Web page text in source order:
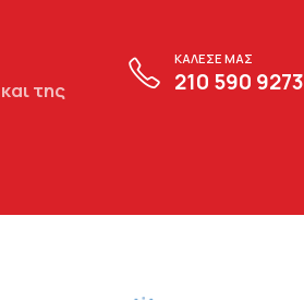
της
ΚΑΛΕΣΕ ΜΑΣ
210 590 9273